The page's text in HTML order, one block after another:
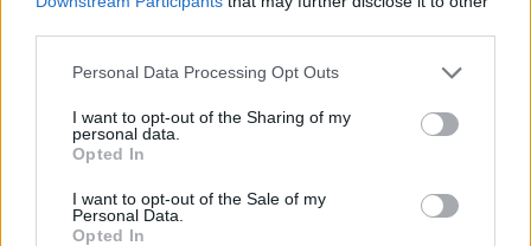
Personal Data Processing Opt Outs
I want to opt-out of the Sharing of my
personal data.
Opted In
I want to opt-out of the Sale of my
Personal Data.
Opted In